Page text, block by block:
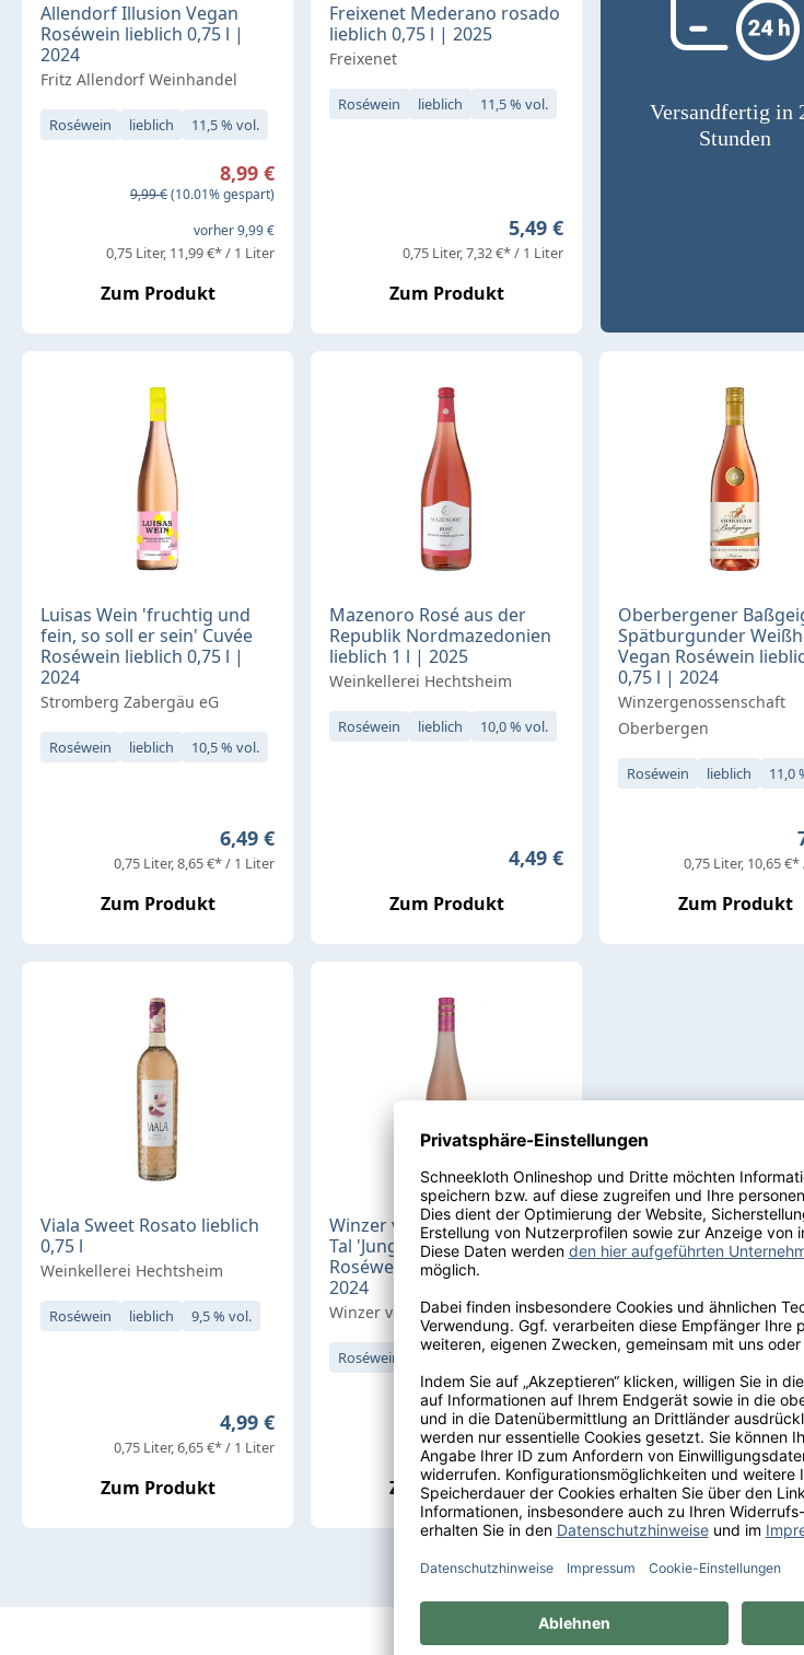
Allendorf Illusion Vegan
Roséwein lieblich 0,75 l |
2024
Fritz Allendorf Weinhandel
Roséwein lieblich 11,5 % vol.
Verkaufspreis:
8,99 €
Regulärer Preis:
9,99 €(10.01% gespart)
vorher 9,99 €
0,75 Liter 11,99 €* / 1 Liter
Zum Produkt
Freixenet Mederano rosado
lieblich 0,75 l | 2025
Freixenet
Roséwein lieblich 11,5 % vol.
Regulärer Preis:
5,49 €
0,75 Liter 7,32 €* / 1 Liter
Zum Produkt
Versandfertig in
Stunden
Luisas Wein 'fruchtig und
fein, so soll er sein' Cuvée
Roséwein lieblich 0,75 l |
2024
Stromberg Zabergäu eG
Roséwein lieblich 10,5 % vol.
Regulärer Preis:
6,49 €
0,75 Liter 8,65 €* / 1 Liter
Zum Produkt
Mazenoro Rosé aus der
Republik Nordmazedonien
lieblich 1 l | 2025
Weinkellerei Hechtsheim
Roséwein lieblich 10,0 % vol.
Regulärer Preis:
4,49 €
Zum Produkt
Oberbergener
Spätburgunder
Vegan Roséwein
0,75 l | 2024
Winzergenossenschaft
Oberbergen
Roséwein lieblich 11,0
0,75 Liter 10,65
Zum Produkt
Viala Sweet Rosato lieblich
0,75 l
Weinkellerei Hechtsheim
Roséwein lieblich 9,5 % vol.
Regulärer Preis:
4,99 €
0,75 Liter 6,65 €* / 1 Liter
Zum Produkt
Winzer vom Weinsberger
Tal 'Junge Linie' Trollinger
Roséwein lieblich 0,75 l |
2024
Winzer vom Weinsberger Tal
Roséwein 10,0 % vol.
Regulärer Preis:
5,99 €
0,75 Liter 7,99 €* / 1 Liter
Zum Produkt